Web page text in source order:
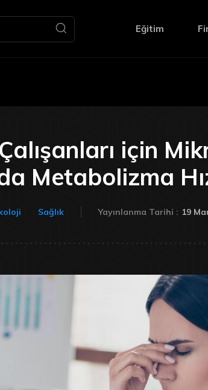
Eğitim
için
Metabolizma
Sağlık Yayınlanma Tarihi : 19